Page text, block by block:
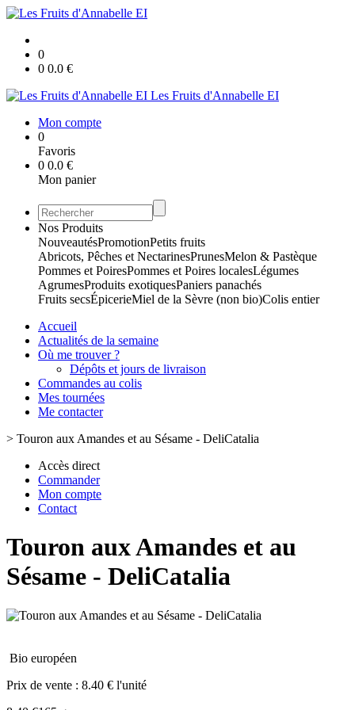
0
0 0.0 €
Les Fruits d'Annabelle EI
Mon compte
0
Favoris
0 0.0 €
Mon panier
Nos Produits
NouveautésPromotionPetits fruits
Abricots, Pêches et NectarinesPrunesMelon & Pastèque
Pommes et PoiresPommes et Poires localesLégumes
AgrumesProduits exotiquesPaniers panachés
Fruits secsÉpicerieMiel de la Sèvre (non bio)Colis entier
Accueil
Actualités de la semaine
Où me trouver ?
Dépôts et jours de livraison
Commandes au colis
Mes tournées
Me contacter
> Touron aux Amandes et au Sésame - DeliCatalia
Accès direct
Commander
Mon compte
Contact
Touron aux Amandes et au
Sésame - DeliCatalia
Bio européen
Prix de vente : 8.40 € l'unité